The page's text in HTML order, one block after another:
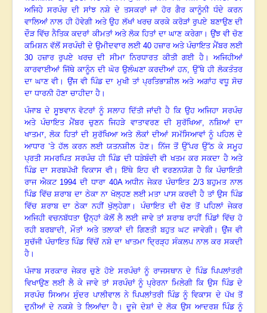
ਅਜਿਹੇ ਸਰਪੰਚ ਦੀ ਸਾਂਝ ਨਸ਼ੇ ਦੇ ਤਸਕਰਾਂ ਜਾਂ ਹੋਰ ਗੈਰ ਕਾਨੂੰਨੀ ਧੰਦੇ ਕਰਨ
ਵਾਲਿਆਂ ਨਾਲ ਹੀ ਹੋਵੇਗੀ ਅਤੇ ਉਹ ਲੱਖਾਂ ਖਰਚ ਕਰਕੇ ਕਰੋੜਾਂ ਰੁਪਏ ਬਣਾਉਣ ਦੀ
ਦੌੜ ਵਿੱਚ ਨੈਤਿਕ ਕਦਰਾਂ ਕੀਮਤਾਂ ਅਤੇ ਲੋਕ ਹਿਤਾਂ ਦਾ ਘਾਣ ਕਰੇਗਾ। ਉਂਝ ਵੀ ਚੋਣ
ਕਮਿਸ਼ਨ ਵੱਲੋਂ ਸਰਪੰਚੀ ਦੇ ਉਮੀਦਵਾਰ ਲਈ 40 ਹਜ਼ਾਰ ਅਤੇ ਪੰਚਾਇਤ ਮੈਂਬਰ ਲਈ
30 ਹਜ਼ਾਰ ਰੁਪਏ ਖਰਚ ਦੀ ਸੀਮਾ ਨਿਰਧਾਰਤ ਕੀਤੀ ਗਈ ਹੈ। ਅਜਿਹੀਆਂ
ਕਾਰਵਾਈਆਂ ਜਿੱਥੇ ਕਾਨੂੰਨ ਦੀ ਘੋਰ ਉਲੰਘਣਾ ਕਰਦੀਆਂ ਹਨ,ਉੱਥੇ ਹੀ ਲੋਕਤੰਤਰ
ਦਾ ਘਾਣ ਵੀ। ਉਂਜ ਵੀ ਪਿੰਡ ਦਾ ਮੁਖੀ ਤਾਂ ਪ੍ਰਤਿਭਾਸ਼ੀਲ ਅਤੇ ਅਗਾਂਹ ਵਧੂ ਸੋਚ
ਦਾ ਧਾਰਨੀ ਹੋਣਾ ਚਾਹੀਦਾ ਹੈ ।
ਪੰਜਾਬ ਦੇ ਸੂਝਵਾਨ ਵੋਟਰਾਂ ਨੂੰ ਸਲਾਹ ਦਿੱਤੀ ਜਾਂਦੀ ਹੈ ਕਿ ਉਹ ਅਜਿਹਾ ਸਰਪੰਚ
ਅਤੇ ਪੰਚਾਇਤ ਮੈਂਬਰ ਚੁਣਨ ਜਿਹੜੇ ਵਾਤਾਵਰਣ ਦੀ ਸੁਰੱਖਿਆ, ਨਸ਼ਿਆਂ ਦਾ
ਖਾਤਮਾ,ਲੋਕ ਹਿਤਾਂ ਦੀ ਸੁਰੱਖਿਆ ਅਤੇ ਲੋਕਾਂ ਦੀਆਂ ਸਮੱਸਿਆਵਾਂ ਨੂੰ ਪਹਿਲ ਦੇ
ਆਧਾਰ ’ਤੇ ਹੱਲ ਕਰਨ ਲਈ ਯਤਨਸ਼ੀਲ ਹੋਣ। ਨਿੱਜ ਤੋਂ ਉੱਪਰ ਉੱਠ ਕੇ ਸਮੂਹ
ਪ੍ਰਤੀ ਸਮਰਪਿਤ ਸਰਪੰਚ ਹੀ ਪਿੰਡ ਦੀ ਧੜੇਬੰਦੀ ਵੀ ਖਤਮ ਕਰ ਸਕਦਾ ਹੈ ਅਤੇ
ਪਿੰਡ ਦਾ ਸਰਬਪੱਖੀ ਵਿਕਾਸ ਵੀ।ਇੱਥੇ ਇਹ ਵੀ ਵਰਣਨਯੋਗ ਹੈ ਕਿ ਪੰਚਾਇਤੀ
ਰਾਜ ਐਕਟ 1994 ਦੀ ਧਾਰਾ 40Aਅਧੀਨ ਜੇਕਰ ਪੰਚਾਇਤ 2/3ਬਹੁਮਤ ਨਾਲ
ਪਿੰਡ ਵਿੱਚ ਸ਼ਰਾਬ ਦਾ ਠੇਕਾ ਨਾ ਖੋਲ੍ਹਣ ਲਈ ਮਤਾ ਪਾਸ ਕਰਦੀ ਹੈ ਤਾਂ ਉਸ ਪਿੰਡ
ਵਿੱਚ ਸ਼ਰਾਬ ਦਾ ਠੇਕਾ ਨਹੀਂ ਖੁੱਲ੍ਹੇਗਾ । ਪੰਚਾਇਤ ਦੀ ਚੋਣ ਤੋਂ ਪਹਿਲਾਂ ਜੇਕਰ
ਅਜਿਹੀ ਵਚਨਬੱਧਤਾ ਉਨ੍ਹਾਂ ਕੋਲੋਂ ਲੈ ਲਈ ਜਾਵੇ ਤਾਂ ਸ਼ਰਾਬ ਰਾਹੀਂ ਪਿੰਡਾਂ ਵਿੱਚ ਹੋ
ਰਹੀ ਬਰਬਾਦੀ,ਮੌਤਾਂ ਅਤੇ ਤਲਾਕਾਂ ਦੀ ਗਿਣਤੀ ਬਹੁਤ ਘਟ ਜਾਵੇਗੀ। ਉਂਜ ਵੀ
ਸੁਚੱਜੀ ਪੰਚਾਇਤ ਪਿੰਡ ਵਿੱਚੋਂ ਨਸ਼ੇ ਦਾ ਖਾਤਮਾ ਦ੍ਰਿੜ੍ਹ ਸੰਕਲਪ ਨਾਲ ਕਰ ਸਕਦੀ
ਹੈ ।
ਪੰਜਾਬ ਸਰਕਾਰ ਜੇਕਰ ਚੁਣੇ ਹੋਏ ਸਰਪੰਚਾਂ ਨੂੰ ਰਾਜਸਥਾਨ ਦੇ ਪਿੰਡ ਪਿਪਲਾਂਤਰੀ
ਵਿਖਾਉਣ ਲਈ ਲੈ ਕੇ ਜਾਵੇ ਤਾਂ ਸਰਪੰਚਾਂ ਨੂੰ ਪ੍ਰੇਰਨਾ ਮਿਲੇਗੀ ਕਿ ਉਸ ਪਿੰਡ ਦੇ
ਸਰਪੰਚ ਸਿਆਮ ਸੁੰਦਰ ਪਾਲੀਵਾਲ ਨੇ ਪਿਪਲਾਂਤਰੀ ਪਿੰਡ ਨੂੰ ਵਿਕਾਸ ਦੇ ਪੱਖ ਤੋਂ
ਦੁਨੀਆਂ ਦੇ ਨਕਸ਼ੇ ਤੇ ਲਿਆਂਦਾ ਹੈ ।ਦੂਜੇ ਦੇਸ਼ਾਂ ਦੇ ਲੋਕ ਉਸ ਆਦਰਸ਼ ਪਿੰਡ ਨੂੰ